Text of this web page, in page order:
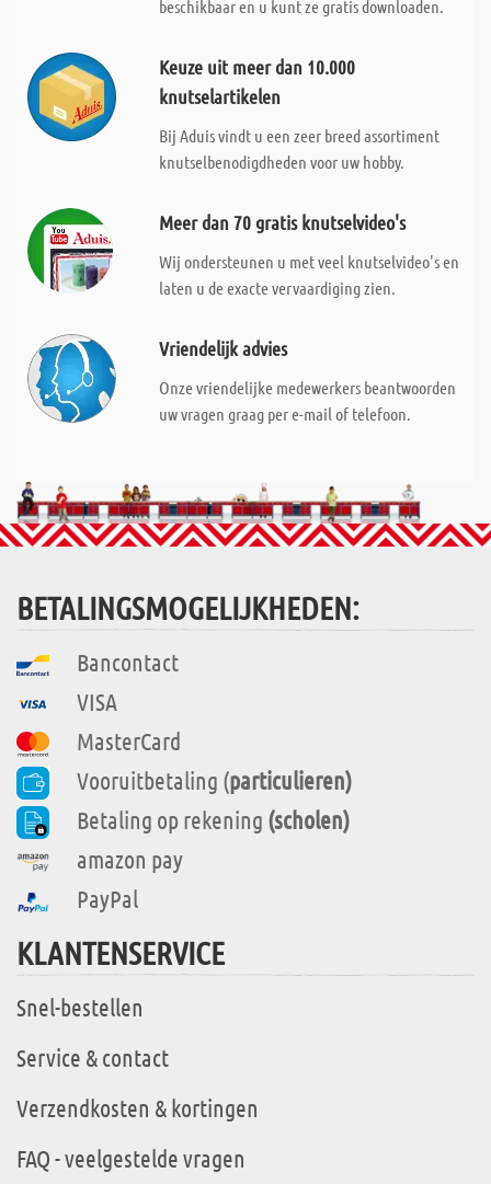
beschikbaar en u kunt ze gratis downloaden.
Keuze uit meer dan 10.000
knutselartikelen
Bij Aduis vindt u een zeer breed assortiment
knutselbenodigdheden voor uw hobby.
Meer dan 70 gratis knutselvideo's
Wij ondersteunen u met veel knutselvideo's en
laten u de exacte vervaardiging zien.
Vriendelijk advies
Onze vriendelijke medewerkers beantwoorden
uw vragen graag per e-mail of telefoon.
BETALINGSMOGELIJKHEDEN:
Bancontact
VISA
MasterCard
Vooruitbetaling (particulieren)
Betaling op rekening (scholen)
amazon pay
PayPal
KLANTENSERVICE
Snel-bestellen
Service & contact
Verzendkosten & kortingen
FAQ - veelgestelde vragen